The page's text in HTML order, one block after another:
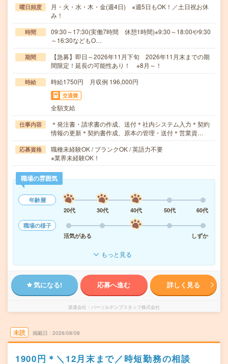
曜日頻度
月・火・水・木・金(週4日) ※週5日もOK！／土日祝お休
み！
時間
09:30～17:30(実働7時間 休憩1時間)※9:30～18:00や9:30
～16:30などもO…
期間
【急募】即日～2026年11月下旬 2026年11月末までの期
間限定！延長の可能性あり！ ※8月～！
時給 時給1750円 月収例 196,000円
交通費
全額支給
仕事内容
＊発注書・請求書の作成、送付＊社内システム入力＊契約
情報の更新＊契約書作成、原本の管理・送付＊営業資…
応募資格
職種未経験OK / ブランクOK / 英語力不要
※業界未経験OK！
職場の雰囲気
年齢層
20代
30代 40代 50代
60代
職場の様子
活気がある
しずか
もっと見る
気になる! 応募へ進む 詳しく見る
派遣会社 パーソルテンプスタッフ株式会社
未読 掲載日 2026/08/08
1900円＊＼12月末まで／時短勤務の相談